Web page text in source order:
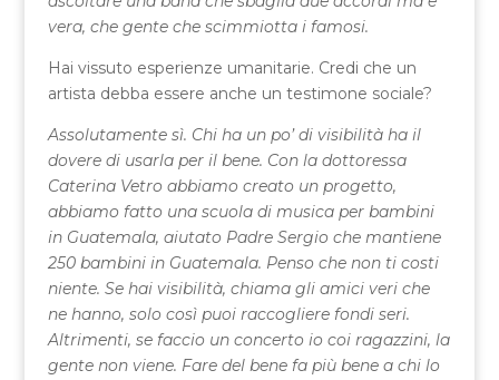
vera, che gente che scimmiotta i famosi.
Hai vissuto esperienze umanitarie. Credi che un
artista debba essere anche un testimone sociale?
Assolutamente sì. Chi ha un po’ di visibilità ha il
dovere di usarla per il bene. Con la dottoressa
Caterina Vetro abbiamo creato un progetto,
abbiamo fatto una scuola di musica per bambini
in Guatemala, aiutato Padre Sergio che mantiene
250 bambini in Guatemala. Penso che non ti costi
niente. Se hai visibilità, chiama gli amici veri che
ne hanno, solo così puoi raccogliere fondi seri.
Altrimenti, se faccio un concerto io coi ragazzini, la
gente non viene. Fare del bene fa più bene a chi lo